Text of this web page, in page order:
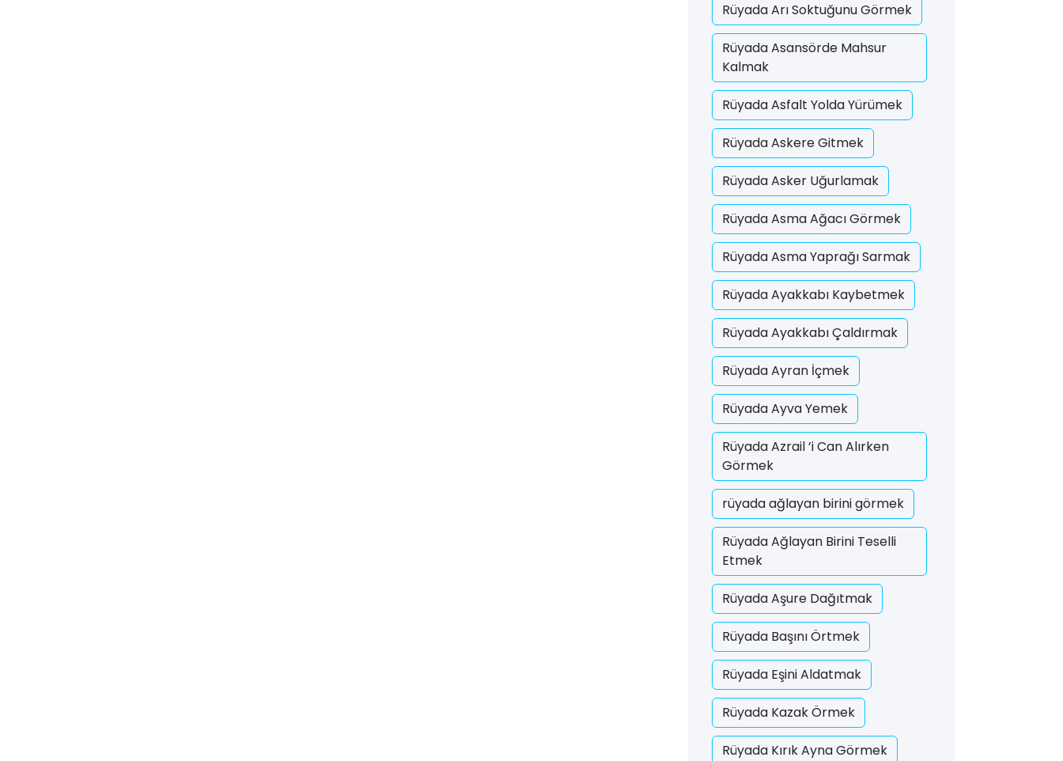
Rüyada Arı Soktuğunu Görmek
Rüyada Asansörde Mahsur
Kalmak
Rüyada Asfalt Yolda Yürümek
Rüyada Askere Gitmek
Rüyada Asker Uğurlamak
Rüyada Asma Ağacı Görmek
Rüyada Asma Yaprağı Sarmak
Rüyada Ayakkabı Kaybetmek
Rüyada Ayakkabı Çaldırmak
Rüyada Ayran İçmek
Rüyada Ayva Yemek
Rüyada Azrail ’i Can Alırken
Görmek
rüyada ağlayan birini görmek
Rüyada Ağlayan Birini Teselli
Etmek
Rüyada Aşure Dağıtmak
Rüyada Başını Örtmek
Rüyada Eşini Aldatmak
Rüyada Kazak Örmek
Rüyada Kırık Ayna Görmek